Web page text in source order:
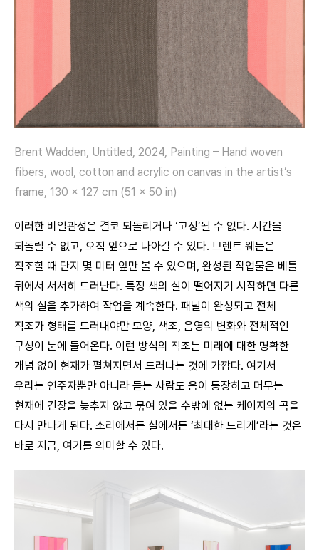
Brent Wadden, Untitled, 2024, Painting – Hand woven
fibers, wool, cotton and acrylic on canvas in the artist’s
frame, 130 x 127 cm (51 x 50 in)
이러한 비일관성은 결코 되돌리거나 ‘고정’될 수 없다. 시간을
되돌릴 수 없고, 오직 앞으로 나아갈 수 있다. 브렌트 웨든은
직조할 때 단지 몇 미터 앞만 볼 수 있으며, 완성된 작업물은 베틀
뒤에서 서서히 드러난다. 특정 색의 실이 떨어지기 시작하면 다른
색의 실을 추가하여 작업을 계속한다. 패널이 완성되고 전체
직조가 형태를 드러내야만 모양, 색조, 음영의 변화와 전체적인
구성이 눈에 들어온다. 이런 방식의 직조는 미래에 대한 명확한
개념 없이 현재가 펼쳐지면서 드러나는 것에 가깝다. 여기서
우리는 연주자뿐만 아니라 듣는 사람도 음이 등장하고 머무는
현재에 긴장을 늦추지 않고 묶여 있을 수밖에 없는 케이지의 곡을
다시 만나게 된다. 소리에서든 실에서든 ‘최대한 느리게’라는 것은
바로 지금, 여기를 의미할 수 있다.